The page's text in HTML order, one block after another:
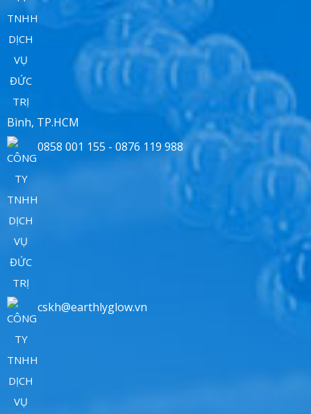
Bình, TP.HCM
0858 001 155 - 0876 119 988
cskh@earthlyglow.vn